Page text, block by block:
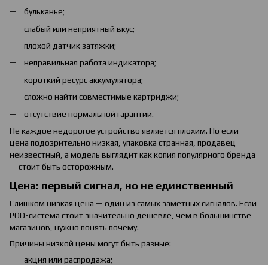
бульканье;
слабый или неприятный вкус;
плохой датчик затяжки;
неправильная работа индикатора;
короткий ресурс аккумулятора;
сложно найти совместимые картриджи;
отсутствие нормальной гарантии.
Не каждое недорогое устройство является плохим. Но если
цена подозрительно низкая, упаковка странная, продавец
неизвестный, а модель выглядит как копия популярного бренда
— стоит быть осторожным.
Цена: первый сигнал, но не единственный
Слишком низкая цена — один из самых заметных сигналов. Если
POD-система стоит значительно дешевле, чем в большинстве
магазинов, нужно понять почему.
Причины низкой цены могут быть разные:
акция или распродажа;